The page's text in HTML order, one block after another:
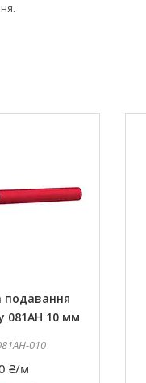
подавання
081AH 10 мм
010
₴/м